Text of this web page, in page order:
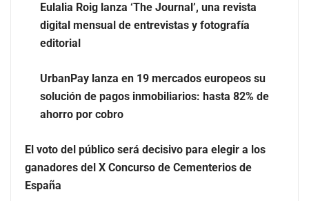
El nuevo mapa de zonas tensionadas abre nuevos
frentes legales para propietarios e inquilinos en
La luz roja, el nuevo aftersun, actúa en la recuperación
de la piel después del sol
Eulalia Roig lanza ‘The Journal’, una revista
digital mensual de entrevistas y fotografía
editorial
UrbanPay lanza en 19 mercados europeos su
solución de pagos inmobiliarios: hasta 82% de
ahorro por cobro
El voto del público será decisivo para elegir a los
ganadores del X Concurso de Cementerios de
España